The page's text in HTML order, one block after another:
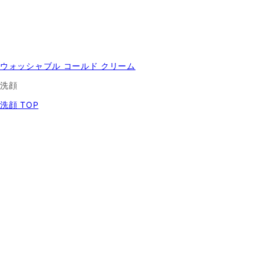
ウォッシャブル コールド クリーム
洗顔
洗顔 TOP